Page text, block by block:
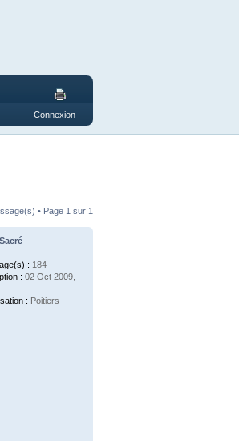
Connexion
• Page 1 sur 1
: 184
: 02 Oct 2009,
: Poitiers